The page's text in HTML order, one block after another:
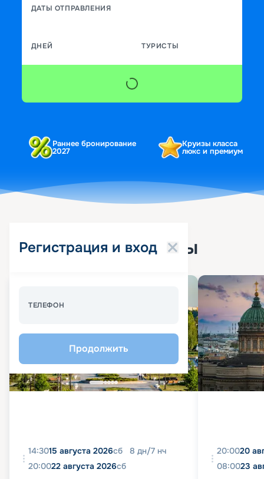
ДАТЫ ОТПРАВЛЕНИЯ
ДНЕЙ ТУРИСТЫ
Раннее бронирование
2027
Круизы класса
люкс и премиум
Регистрация и вход
ТЕЛЕФОН
Продолжить
Популярные круизы
14:3015 августа 2026сб 8 дн/7 нч
20:0022 августа 2026сб
20:0020
08:0023